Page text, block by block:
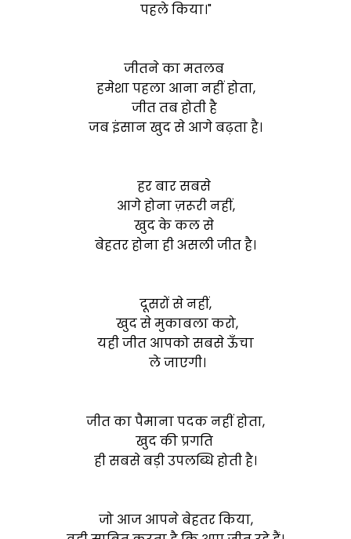
पहले किया।"
जीतने का मतलब
हमेशा पहला आना नहीं होता,
जीत तब होती है
जब इंसान खुद से आगे बढ़ता है।
हर बार सबसे
आगे होना ज़रूरी नहीं,
खुद के कल से
बेहतर होना ही असली जीत है।
दूसरों से नहीं,
खुद से मुकाबला करो,
यही जीत आपको सबसे ऊँचा
ले जाएगी।
जीत का पैमाना पदक नहीं होता,
खुद की प्रगति
ही सबसे बड़ी उपलब्धि होती है।
जो आज आपने बेहतर किया,